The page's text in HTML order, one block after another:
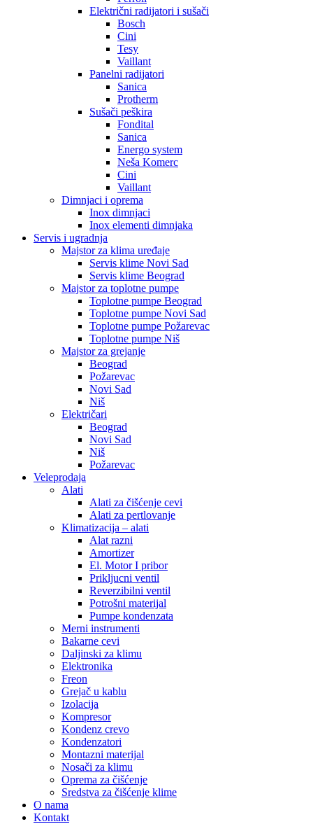
Električni radijatori i sušači
Bosch
Cini
Tesy
Vaillant
Panelni radijatori
Sanica
Protherm
Sušači peškira
Fondital
Sanica
Energo system
Neša Komerc
Cini
Vaillant
Dimnjaci i oprema
Inox dimnjaci
Inox elementi dimnjaka
Servis i ugradnja
Majstor za klima uređaje
Servis klime Novi Sad
Servis klime Beograd
Majstor za toplotne pumpe
Toplotne pumpe Beograd
Toplotne pumpe Novi Sad
Toplotne pumpe Požarevac
Toplotne pumpe Niš
Majstor za grejanje
Beograd
Požarevac
Novi Sad
Niš
Električari
Beograd
Novi Sad
Niš
Požarevac
Veleprodaja
Alati
Alati za čišćenje cevi
Alati za pertlovanje
Klimatizacija – alati
Alat razni
Amortizer
El. Motor I pribor
Prikljucni ventil
Reverzibilni ventil
Potrošni materijal
Pumpe kondenzata
Merni instrumenti
Bakarne cevi
Daljinski za klimu
Elektronika
Freon
Grejač u kablu
Izolacija
Kompresor
Kondenz crevo
Kondenzatori
Montazni materijal
Nosači za klimu
Oprema za čišćenje
Sredstva za čišćenje klime
O nama
Kontakt